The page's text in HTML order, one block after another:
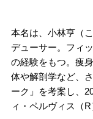
本名は、小林亨（
デューサー。フィ
の経験をもつ。痩
体や解剖学など、
ーク」を考案し、
ィ・ペルヴィス（